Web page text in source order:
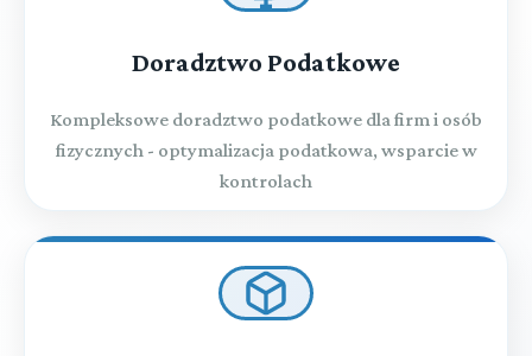
Doradztwo Podatkowe
Kompleksowe doradztwo podatkowe dla firm i osób
fizycznych - optymalizacja podatkowa, wsparcie w
kontrolach